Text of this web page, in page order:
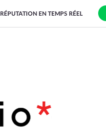
RÉPUTATION EN TEMPS RÉEL